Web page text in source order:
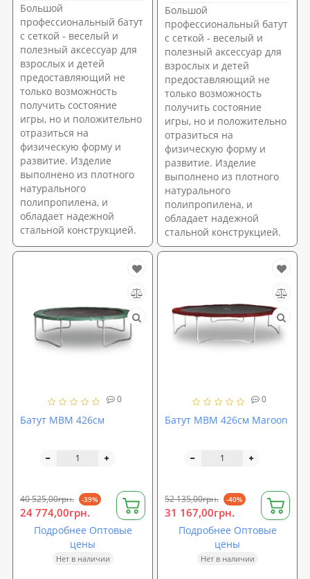
Большой
профессиональный батут
с сеткой - веселый и
полезный аксессуар для
взрослых и детей
предоставляющий не
только возможность
получить состояние
игры, но и положительно
отразиться на
физическую форму и
развитие. Изделие
выполнено из плотного
натурального
полипропилена, и
обладает надежной
стальной конструкцией.
Большой
профессиональный батут
с сеткой - веселый и
полезный аксессуар для
взрослых и детей
предоставляющий не
только возможность
получить состояние
игры, но и положительно
отразиться на
физическую форму и
развитие. Изделие
выполнено из плотного
натурального
полипропилена, и
обладает надежной
стальной конструкцией.
0
Батут MBM 426см
40 525,00грн. -39%
24 774,00грн.
Подробнее Оптовые
цены
Нет в наличии
0
Батут MBM 426см Maroon
52 135,00грн. -40%
31 167,00грн.
Подробнее Оптовые
цены
Нет в наличии